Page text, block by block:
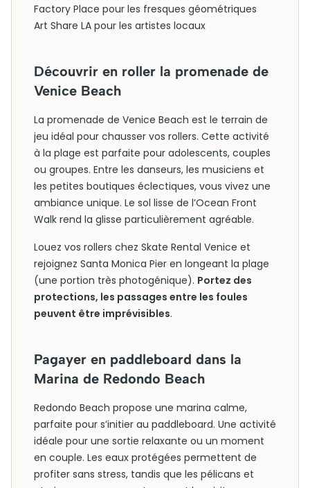
Factory Place pour les fresques géométriques
Art Share LA pour les artistes locaux
Découvrir en roller la promenade de
Venice Beach
La promenade de Venice Beach est le terrain de
jeu idéal pour chausser vos rollers. Cette activité
à la plage est parfaite pour adolescents, couples
ou groupes. Entre les danseurs, les musiciens et
les petites boutiques éclectiques, vous vivez une
ambiance unique. Le sol lisse de l’Ocean Front
Walk rend la glisse particulièrement agréable.
Louez vos rollers chez Skate Rental Venice et
rejoignez Santa Monica Pier en longeant la plage
(une portion très photogénique). Portez des
protections, les passages entre les foules
peuvent être imprévisibles.
Pagayer en paddleboard dans la
Marina de Redondo Beach
Redondo Beach propose une marina calme,
parfaite pour s’initier au paddleboard. Une activité
idéale pour une sortie relaxante ou un moment
en couple. Les eaux protégées permettent de
profiter sans stress, tandis que les pélicans et